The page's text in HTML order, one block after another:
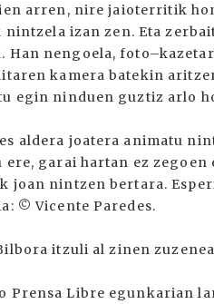
arren, nire jaioterritik
izan zen. Eta
Han nengoela,
kamera batekin
egin ninduen guztiz arlo
aldera joatera animatu
ere, garai hartan ez
joan nintzen bertara.
© Vicente Paredes.
itzuli al zinen
Prensa Libre egunkarian